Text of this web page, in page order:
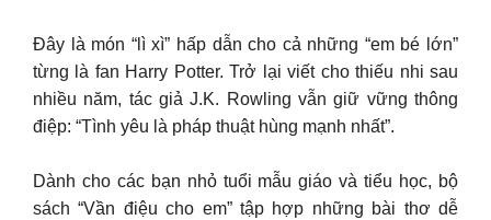
Đây là món “lì xì” hấp dẫn cho cả những “em bé lớn”
từng là fan Harry Potter. Trở lại viết cho thiếu nhi sau
nhiều năm, tác giả J.K. Rowling vẫn giữ vững thông
điệp: “Tình yêu là pháp thuật hùng mạnh nhất”.
Dành cho các bạn nhỏ tuổi mẫu giáo và tiểu học, bộ
sách “Vần điệu cho em” tập hợp những bài thơ dễ